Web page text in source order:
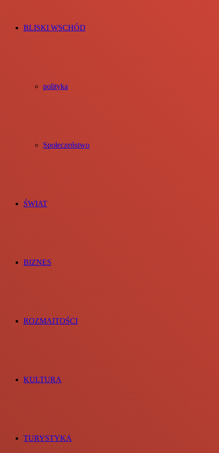
BLISKI WSCHÓD
polityka
Społeczeństwo
ŚWIAT
BIZNES
ROZMAITOŚCI
KULTURA
TURYSTYKA